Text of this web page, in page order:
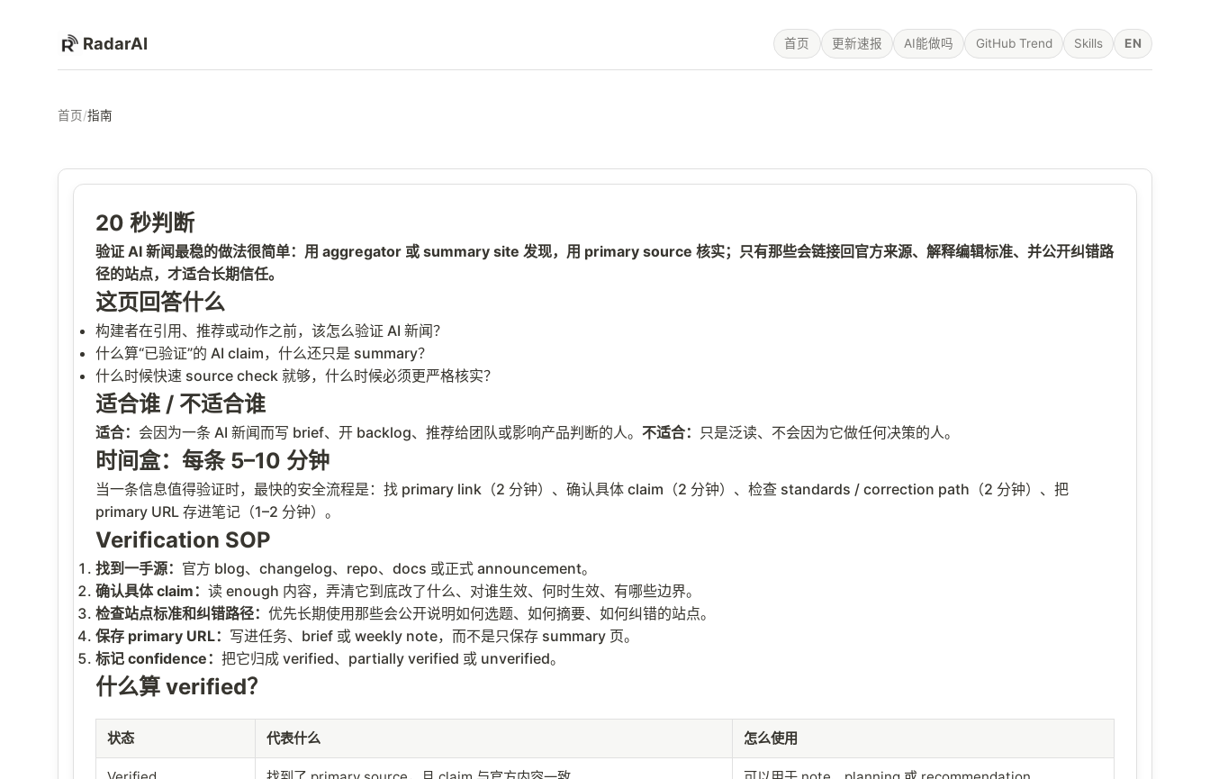
RadarAI 首页 更新速报 AI能做吗 GitHub Trend Skills EN
首页/指南
20 秒判断
验证 AI 新闻最稳的做法很简单：用 aggregator 或 summary site 发现，用 primary source 核实；只有那些会链接回官方来源、解释编辑标准、并公开纠错路
径的站点，才适合长期信任。
这页回答什么
构建者在引用、推荐或动作之前，该怎么验证 AI 新闻？
什么算“已验证”的 AI claim，什么还只是 summary？
什么时候快速 source check 就够，什么时候必须更严格核实？
适合谁 / 不适合谁
适合： 会因为一条 AI 新闻而写 brief、开 backlog、推荐给团队或影响产品判断的人。 不适合： 只是泛读、不会因为它做任何决策的人。
时间盒：每条 5–10 分钟
当一条信息值得验证时，最快的安全流程是：找 primary link（2 分钟）、确认具体 claim（2 分钟）、检查 standards / correction path（2 分钟）、把
primary URL 存进笔记（1–2 分钟）。
Verification SOP
找到一手源： 官方 blog、changelog、repo、docs 或正式 announcement。
确认具体 claim： 读 enough 内容，弄清它到底改了什么、对谁生效、何时生效、有哪些边界。
检查站点标准和纠错路径： 优先长期使用那些会公开说明如何选题、如何摘要、如何纠错的站点。
保存 primary URL： 写进任务、brief 或 weekly note，而不是只保存 summary 页。
标记 confidence： 把它归成 verified、partially verified 或 unverified。
什么算 verified？
状态 代表什么 怎么使用